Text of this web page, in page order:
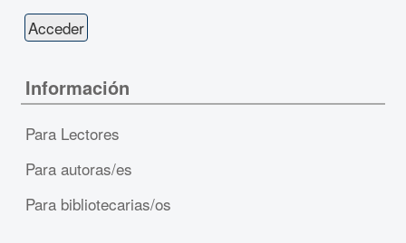
Información
Para Lectores
Para autoras/es
Para bibliotecarias/os